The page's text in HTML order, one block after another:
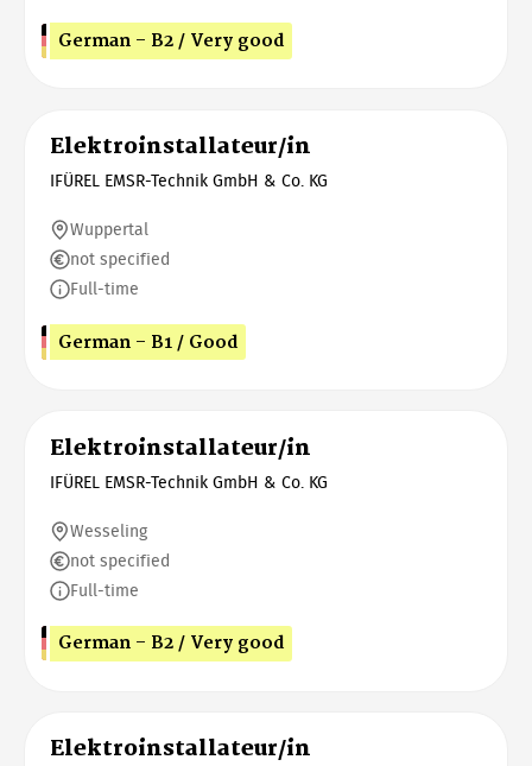
German - B2 / Very good
Elektroinstallateur/in
IFÜREL EMSR-Technik GmbH & Co. KG
Wuppertal
not specified
Full-time
German - B1 / Good
Elektroinstallateur/in
IFÜREL EMSR-Technik GmbH & Co. KG
Wesseling
not specified
Full-time
German - B2 / Very good
Elektroinstallateur/in